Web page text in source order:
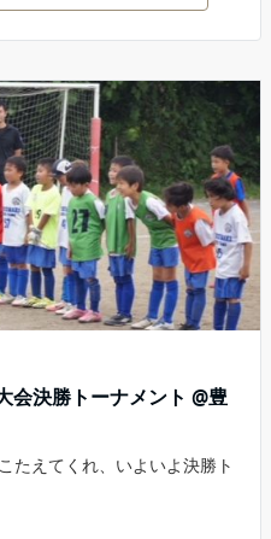
会決勝トーナメント @豊
たえてくれ、いよいよ決勝ト